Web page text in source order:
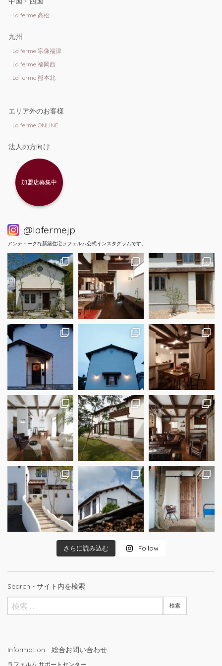
La ferme 高松
九州
La ferme 宗像福津
La ferme 福岡西
La ferme 熊本北
エリア外のお客様
La ferme ONLINE
法人の方向け
加盟店募集中
@lafermejp
アンティークな新築住宅ラフェルム公式インスタグラムです。
さらに読み込む Follow
Search - サイト内を検索
Information - 総合お問い合わせ
ラフェルム サポートセンター